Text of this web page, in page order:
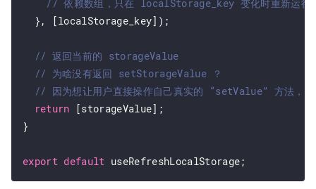
  }, [localStorage_key]);
return [storageValue];
}
export default